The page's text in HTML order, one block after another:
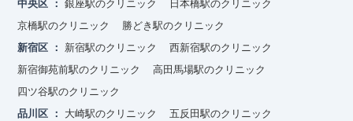
中央区
銀座駅のクリニック
日本橋駅のクリニック
京橋駅のクリニック
勝どき駅のクリニック
新宿区
新宿駅のクリニック
西新宿駅のクリニック
新宿御苑前駅のクリニック
高田馬場駅のクリニック
四ツ谷駅のクリニック
品川区
大崎駅のクリニック
五反田駅のクリニック